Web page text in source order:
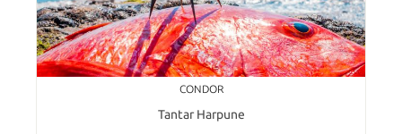
CONDOR
Tantar Harpune